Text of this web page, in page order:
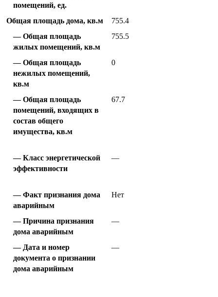
помещений, ед.
Общая площадь дома, кв.м
755.4
Общая площадь
жилых помещений, кв.м
755.5
Общая площадь
нежилых помещений,
кв.м
0
Общая площадь
помещений, входящих в
состав общего
имущества, кв.м
67.7
Класс энергетической
эффективности
—
Факт признания дома
аварийным
Нет
Причина признания
дома аварийным
—
Дата и номер
документа о признании
дома аварийным
—